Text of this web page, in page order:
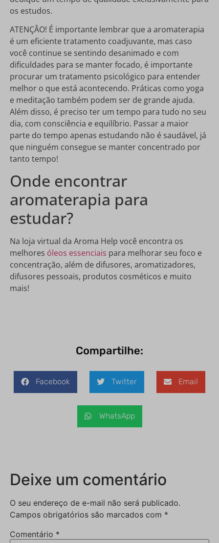
os estudos.
ATENÇÃO! É importante lembrar que a aromaterapia
é um eficiente tratamento coadjuvante, mas caso
você continue se sentindo desanimado e com
dificuldades para se manter focado, é importante
procurar um tratamento psicológico para entender
melhor o que está acontecendo. Práticas como yoga
e meditação também podem ser de grande ajuda.
Além disso, é preciso ter um tempo para tudo no seu
dia, com consciência e equilíbrio. Passar a maior
parte do tempo apenas estudando não é saudável, já
que ninguém consegue se manter concentrado por
tanto tempo!
Onde encontrar
aromaterapia para
estudar?
Na loja virtual da Aroma Help você encontra os
melhores óleos essenciais para melhorar seu foco e
concentração, além de difusores, aromatizadores,
difusores pessoais, produtos cosméticos e muito
mais!
Compartilhe:
Facebook Twitter Email
WhatsApp
Deixe um comentário
O seu endereço de e-mail não será publicado.
Campos obrigatórios são marcados com *
Comentário *